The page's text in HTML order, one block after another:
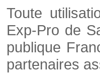
Toute
Exp-Pro de
publique
partenaires